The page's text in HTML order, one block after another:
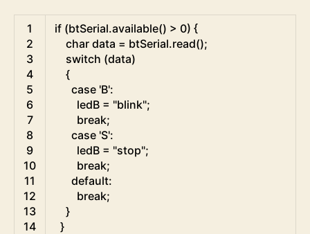
1
2
3
4
5
6
7
8
9
10
11
12
13
14
if (btSerial.available() > 0) {
char data = btSerial.read();
switch (data)
{
case 'B':
ledB = "blink";
break;
case 'S':
ledB = "stop";
break;
default:
break;
}
}